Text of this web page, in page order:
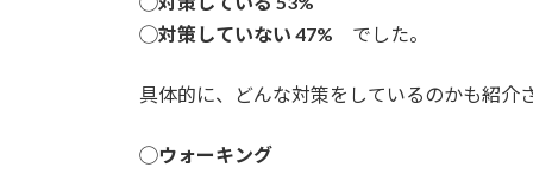
◯対策していない 47% でした。
具体的に、どんな対策をしているのかも紹介
◯ウォーキング